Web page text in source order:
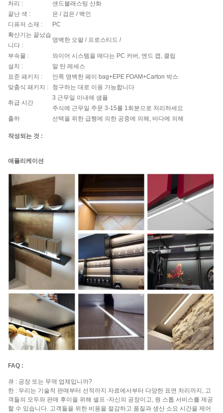
처리 :
샌드블래스팅 산화
끝난 색 :
은 / 검은 /백인
디퓨저 소재 :
PC
확산기는 끝났습
니다 :
명백한 오팔 / 프로스티드 /
부속물 :
와이어 시스템을 매다는 PC 커버, 엔드 캡, 클립
설치 :
말 탄 레세스
표준 패키지 :
안쪽 명백한 페이 bag+EPE FOAM+Carton 박스
맞춤식 패키지 :
청구하는 대로 이용 가능합니다
취급 시간
3 근무일 이내에 샘플
주식에 근무일 주문 3-15를 1회분으로 처리하세요
출하
선택을 위한 급행에 의한 공중에 의해, 바다에 의해
작성되는 것 :
애플리케이션
FAQ :
큐 : 공장 또는 무역 업체입니까?
한 : 우리는 기술적 판매부터 선적까지 자료에서부터 다양한 표면 처리까지, 고
객들의 모두와 판매 후이을 위해 셀프 -자신의 공장이고, 원 스톱 서비스를 제공
할 수 있습니다. 고객들을 위한 비용을 절감하고 품질과 생산 소요 시간을 제어